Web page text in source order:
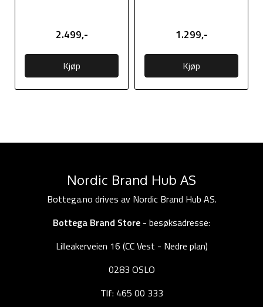
2.499,-
Kjøp
1.299,-
Kjøp
Nordic Brand Hub AS
Bottega.no drives av Nordic Brand Hub AS.
Bottega Brand Store - besøksadresse:
Lilleakerveien 16 (CC Vest - Nedre plan)
0283 OSLO
Tlf: 465 00 333